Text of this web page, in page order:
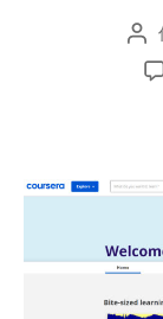
投
稿
者